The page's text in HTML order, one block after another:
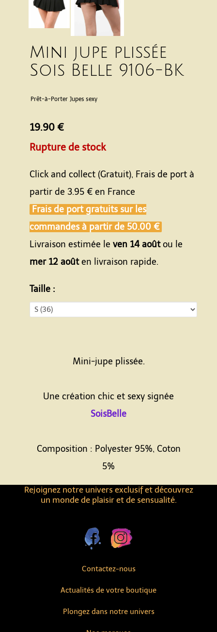
Contactez-nous
Actualités de votre boutique
Rejoignez notre univers exclusif et découvrez
un monde de plaisir et de sensualité.
Plongez dans notre univers
Mini jupe plissée
Sois Belle 9106-BK
Prêt-à-Porter Jupes sexy
19.90 €
Rupture de stock
Click and collect (Gratuit), Frais de port à
partir de 3.95 € en France
Frais de port gratuits sur les
commandes à partir de 50.00 €
Livraison estimée le ven 14 aoûtou le
mer 12 aoûten livraison rapide.
Taille :
Mini-jupe plissée.
Une création chic et sexy signée
SoisBelle
Composition : Polyester 95%, Coton
5%